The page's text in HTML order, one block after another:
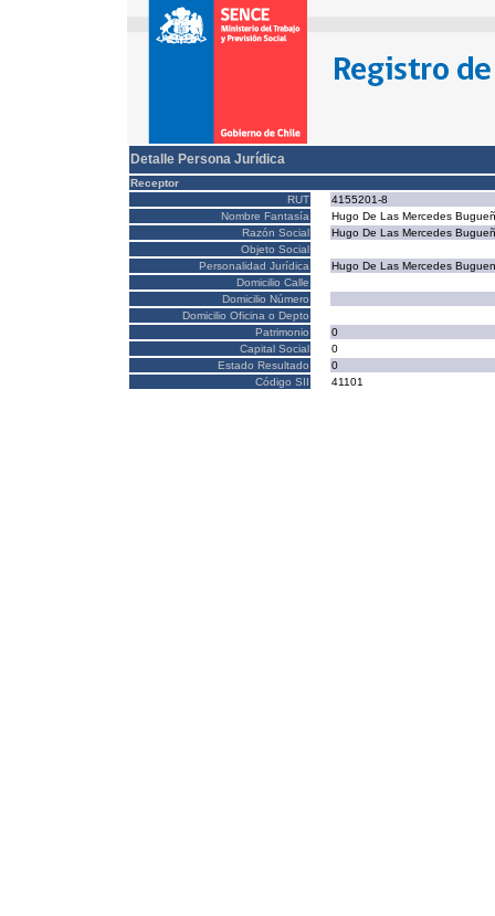
Detalle Persona Jurídica
Receptor
RUT
4155201-8
Nombre Fantasía
Hugo De Las Mercedes
Razón Social
Hugo De Las Mercedes
Objeto Social
Personalidad Jurídica
Hugo De Las Mercedes
Domicilio Calle
Domicilio Número
Domicilio Oficina o Depto
Patrimonio
0
Capital Social
0
Estado Resultado
0
Código SII
41101